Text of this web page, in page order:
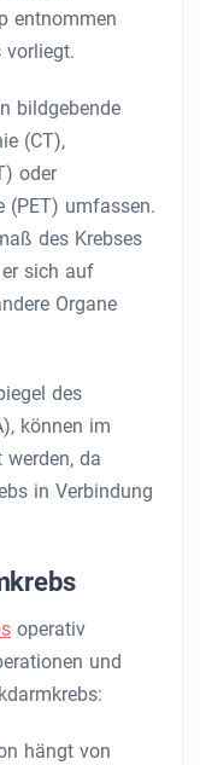
entnommen
vorliegt.
bildgebende
(CT),
oder
(PET) umfassen.
des Krebses
sich auf
Organe
des
können im
da
in Verbindung
operativ
und
hängt von